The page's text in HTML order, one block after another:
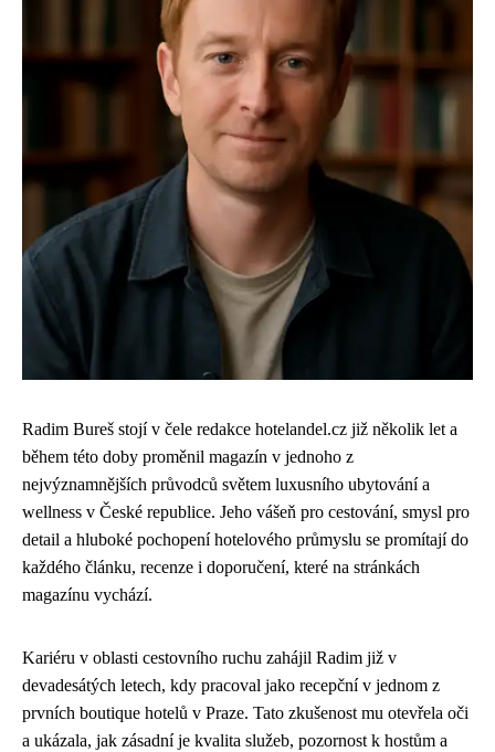
Radim Bureš stojí v čele redakce hotelandel.cz již několik let a
během této doby proměnil magazín v jednoho z
nejvýznamnějších průvodců světem luxusního ubytování a
wellness v České republice. Jeho vášeň pro cestování, smysl pro
detail a hluboké pochopení hotelového průmyslu se promítají do
každého článku, recenze i doporučení, které na stránkách
magazínu vychází.
Kariéru v oblasti cestovního ruchu zahájil Radim již v
devadesátých letech, kdy pracoval jako recepční v jednom z
prvních boutique hotelů v Praze. Tato zkušenost mu otevřela oči
a ukázala, jak zásadní je kvalita služeb, pozornost k hostům a